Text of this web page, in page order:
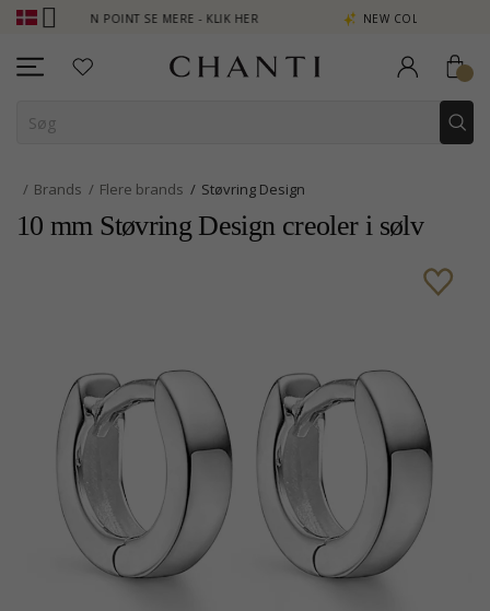
POINT SE MERE - KLIK HER NEW COLLECTION | AURA
Brands Flere brands Støvring Design
10 mm Støvring Design creoler i sølv